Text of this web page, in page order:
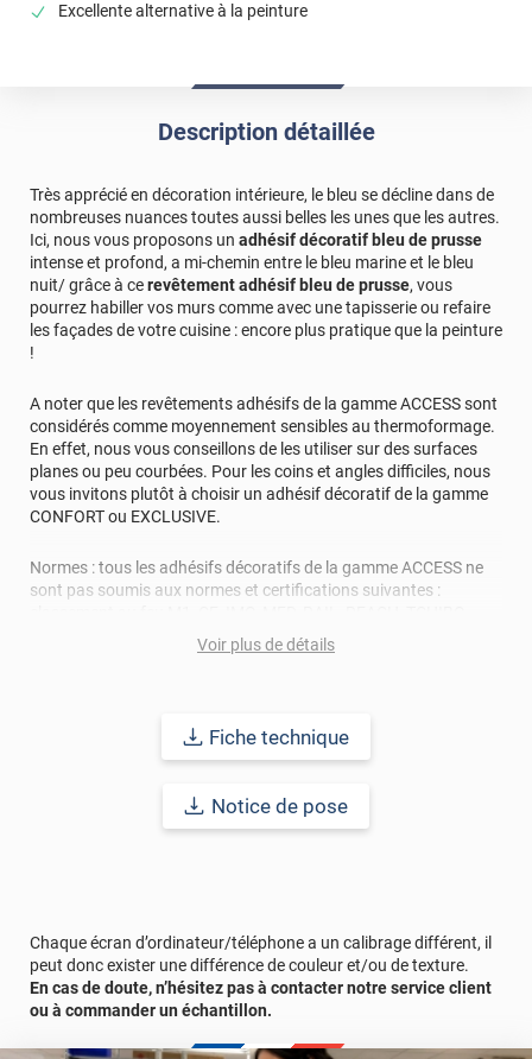
Excellente alternative à la peinture
Description détaillée
Très apprécié en décoration intérieure, le bleu se décline dans de
nombreuses nuances toutes aussi belles les unes que les autres.
Ici, nous vous proposons un adhésif décoratif bleu de prusse
intense et profond, a mi-chemin entre le bleu marine et le bleu
nuit/ grâce à cerevêtement adhésif bleu de prusse, vous
pourrez habiller vos murs comme avec une tapisserie ou refaire
les façades de votre cuisine : encore plus pratique que la peinture
!
A noter que les revêtements adhésifs de la gamme ACCESS sont
considérés comme moyennement sensibles au thermoformage.
En effet, nous vous conseillons de les utiliser sur des surfaces
planes ou peu courbées. Pour les coins et angles difficiles, nous
vous invitons plutôt à choisir un adhésif décoratif de la gamme
CONFORT ou EXCLUSIVE.
Normes : tous les adhésifs décoratifs de la gamme ACCESS ne
sont pas soumis aux normes et certifications suivantes :
TABER TEST, VOC. N'hésitez pas à prendre connaissance de la
fiche technique ou à contacter nos conseillers pour toutes
Durabilité : 5 à 8 ans en pose intérieure (anti craquèlement,
Afin de vous rendre compte de la qualité et de son rendu
véritable, nous vous conseillons de faire une demande
Voir plus de détails
Fiche technique
Notice de pose
Chaque écran d’ordinateur/téléphone a un calibrage différent, il
peut donc exister une différence de couleur et/ou de texture.
En cas de doute, n’hésitez pas à contacter notre service client
ou à commander un échantillon.